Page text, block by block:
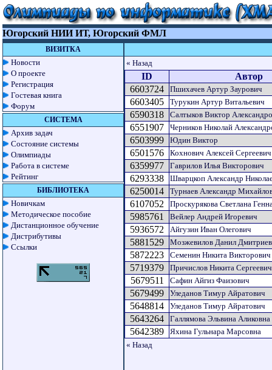
Югорский НИИ ИТ, Югорский ФМЛ
ВИЗИТКА
Новости
О проекте
Регистрация
Гостевая книга
Форум
СИСТЕМА
Архив задач
Состояние системы
Олимпиады
Работа в системе
Рейтинг
БИБЛИОТЕКА
Новичкам
Методическое пособие
Дистанционное обучение
Дистрибутивы
Ссылки
« Назад
ID
Автор
6603724
Пшихачев Артур Заурович
6603405 Турукин Артур Витальевич
6590318 Салтыков Виктор
6551907 Черников Николай
6503999 Юдин Виктор
6501576 Кохнович Алексей Сергеевич
6359977 Гаврилов Илья Викторович
6293338 Шварцкоп Александр
6250014 Турнаев Александр
6107052 Проскурякова Светлана
5985761 Вейлер Андрей Игоревич
5936572 Айгузин Иван Олегович
5881529 Мозжевилов Данил
5872223 Семенин Никита Викторович
5719379 Причислов Никита Сергеевич
5679511 Сафин Айгиз Фаизович
5679499 Уледанов Тимур Айратович
5648814 Уледанов Тимур Айратович
5643264 Галлямова Эльвина Аликовна
5642389
Яхина Гульнара Марсовна
« Назад